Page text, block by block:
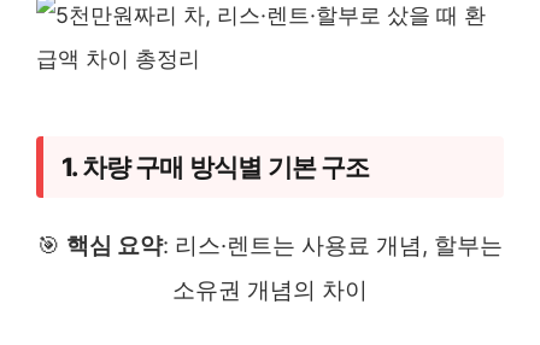
1. 차량 구매 방식별 기본 구조
🎯 핵심 요약: 리스·렌트는 사용료 개념, 할부는
소유권 개념의 차이